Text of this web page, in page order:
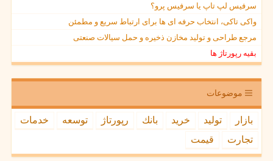
سرفیس لپ تاپ یا سرفیس پرو؟
واکی تاکی، انتخاب حرفه ای ها برای ارتباط سریع و مطمئن
مرجع طراحی و تولید مخازن ذخیره و حمل سیالات صنعتی
بقیه رپورتاژ ها
موضوعات
بازار تولید خرید بانك رپورتاژ توسعه
خدمات
تجارت
قیمت